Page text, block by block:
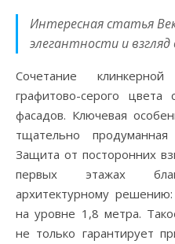
Интересная статья
элегантности и взгляд
Сочетание
графитово-серого цвета
фасадов. Ключевая
тщательно продуманная
Защита от посторонних
первых этажах
архитектурному
на уровне 1,8 метра.
не только гарантирует